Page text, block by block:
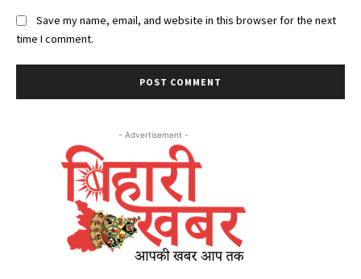
Save my name, email, and website in this browser for the next
time I comment.
- Advertisement -